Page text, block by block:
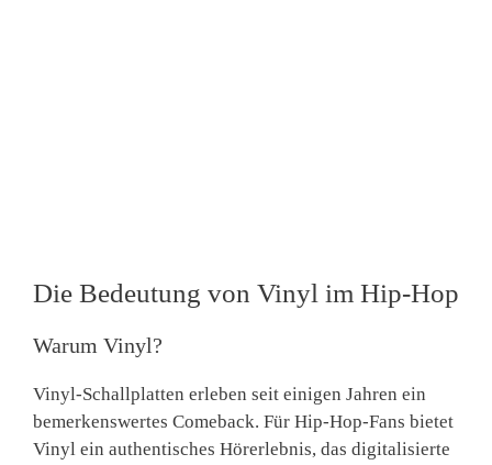
Die Bedeutung von Vinyl im Hip-Hop
Warum Vinyl?
Vinyl-Schallplatten erleben seit einigen Jahren ein
bemerkenswertes Comeback. Für Hip-Hop-Fans bietet
Vinyl ein authentisches Hörerlebnis, das digitalisierte